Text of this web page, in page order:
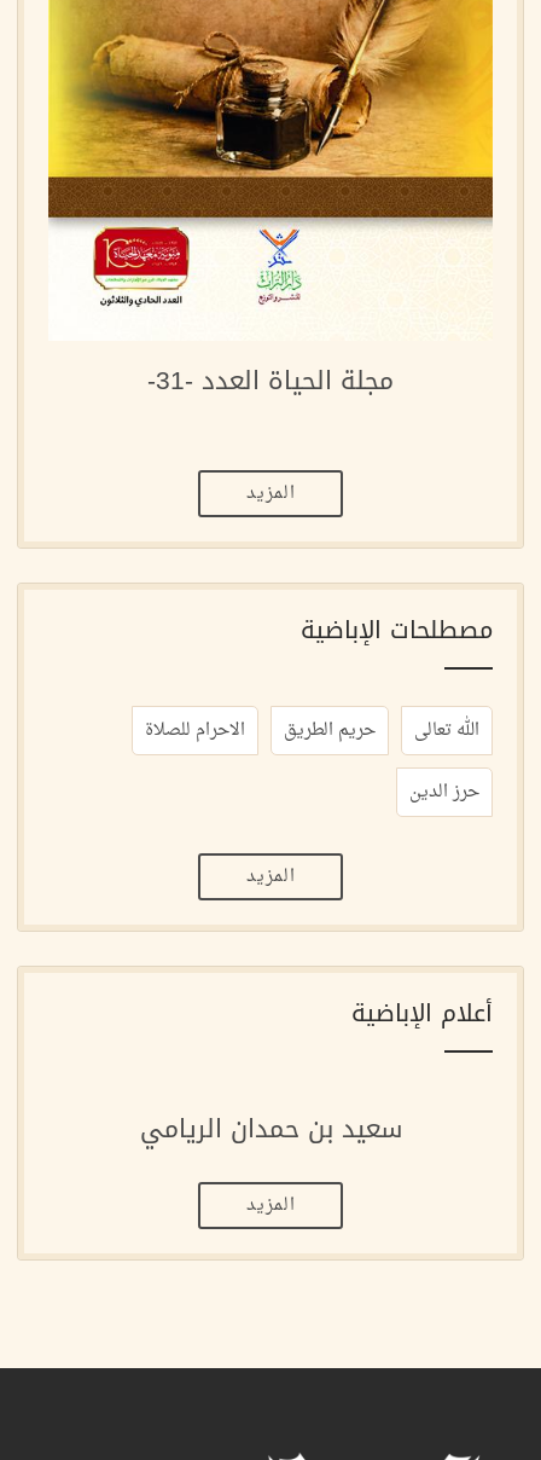
مجلة الحياة العدد -31-
المزيد
مصطلحات الإباضية
الله تعالى حريم الطريق
الاحرام للصلاة
حرز الدين
المزيد
أعلام الإباضية
سعيد بن حمدان الريامي
المزيد